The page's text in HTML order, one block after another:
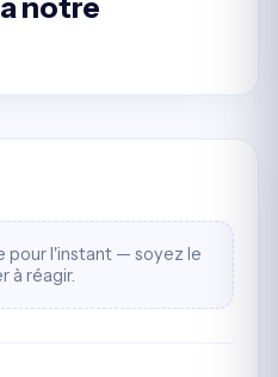
pour l'instant — soyez le
à réagir.